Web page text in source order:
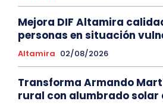
Mejora DIF Altamira
personas en situación
Altamira 02/08/2026
Transforma Armando
rural con alumbrado solar